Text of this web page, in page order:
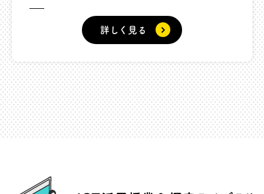
詳しく見る